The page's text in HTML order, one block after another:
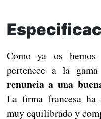
Como ya os
pertenece a la
renuncia a una
La firma francesa
muy equilibrado y